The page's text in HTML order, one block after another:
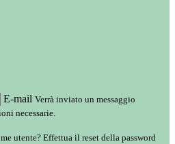
E-mail Verrà inviato un messaggio
necessarie.
utente? Effettua il reset della password